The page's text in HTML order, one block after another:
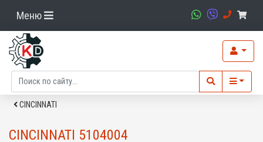
Меню
CINCINNATI
CINCINNATI 5104004